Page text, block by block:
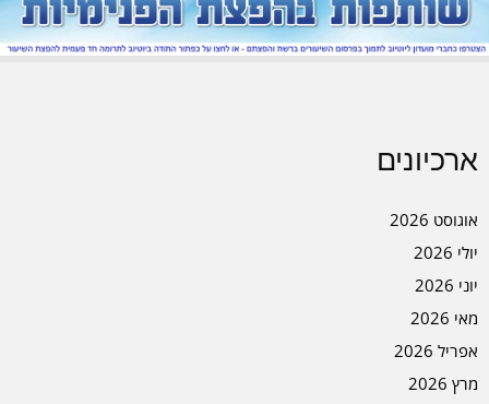
ארכיונים
אוגוסט 2026
יולי 2026
יוני 2026
מאי 2026
אפריל 2026
מרץ 2026